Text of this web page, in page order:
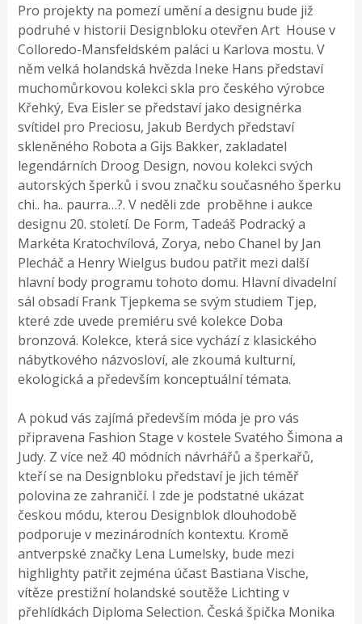
Pro projekty na pomezí umění a designu bude již
podruhé v historii Designbloku otevřen Art House v
Colloredo-Mansfeldském paláci u Karlova mostu. V
něm velká holandská hvězda Ineke Hans představí
muchomůrkovou kolekci skla pro českého výrobce
Křehký, Eva Eisler se představí jako designérka
svítidel pro Preciosu, Jakub Berdych představí
skleněného Robota a Gijs Bakker, zakladatel
legendárních Droog Design, novou kolekci svých
autorských šperků i svou značku současného šperku
chi.. ha.. paurra…?. V neděli zde proběhne i aukce
designu 20. století. De Form, Tadeáš Podracký a
Markéta Kratochvílová, Zorya, nebo Chanel by Jan
Plecháč a Henry Wielgus budou patřit mezi další
hlavní body programu tohoto domu. Hlavní divadelní
sál obsadí Frank Tjepkema se svým studiem Tjep,
které zde uvede premiéru své kolekce Doba
bronzová. Kolekce, která sice vychází z klasického
nábytkového názvosloví, ale zkoumá kulturní,
ekologická a především konceptuální témata.
A pokud vás zajímá především móda je pro vás
připravena Fashion Stage v kostele Svatého Šimona a
Judy. Z více než 40 módních návrhářů a šperkařů,
kteří se na Designbloku představí je jich téměř
polovina ze zahraničí. I zde je podstatné ukázat
českou módu, kterou Designblok dlouhodobě
podporuje v mezinárodních kontextu. Kromě
antverpské značky Lena Lumelsky, bude mezi
highlighty patřit zejména účast Bastiana Vische,
vítěze prestižní holandské soutěže Lichting v
přehlídkách Diploma Selection. Česká špička Monika